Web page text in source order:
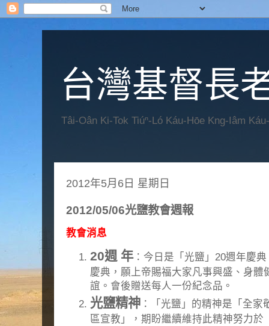
台灣基督長
Tâi-Oân Ki-Tok Tiúⁿ-Ló Káu-Hōe Kng-Iâm
2012年5月6日 星期日
2012/05/06光鹽教會週報
教會消息
20週 年：今日是「光鹽」20週年慶
慶典，願上帝賜福大家凡事興盛、身體
誼。會後贈送每人一份紀念品。
光鹽精神 ：「光鹽」的精神是「全
區宣教」，期盼繼續維持此精神努力